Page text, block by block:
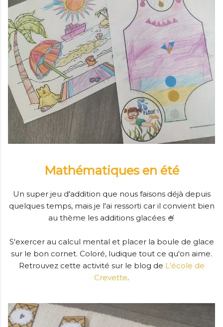
Mathématiques en été
Un super jeu d'addition que nous faisons déjà depuis
quelques temps, mais je l'ai ressorti car il convient bien
au thème les additions glacées 🍧
S'exercer au calcul mental et placer la boule de glace
sur le bon cornet. Coloré, ludique tout ce qu'on aime.
Retrouvez cette activité sur le blog de L'école de
Crevette.